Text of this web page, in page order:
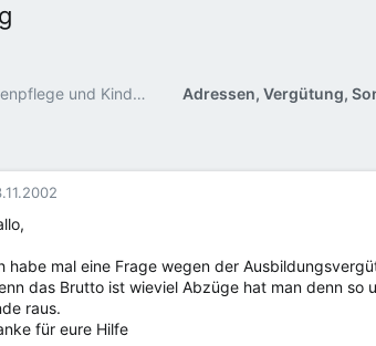
Ausbildung in der Krankenpflege und Kinderkrankenpflege Adressen, Vergütung,
habe mal eine Frage wegen der
das Brutto ist wieviel Abzüge hat man denn so
raus.
für eure Hilfe